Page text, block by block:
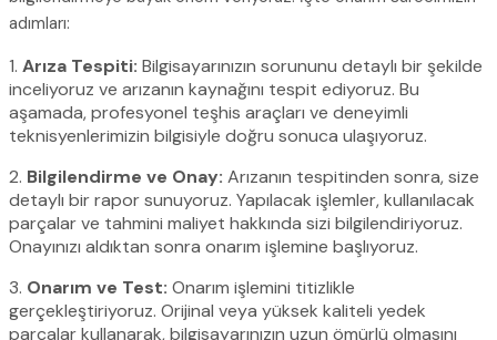
adımları:
1. Arıza Tespiti: Bilgisayarınızın sorununu detaylı bir şekilde
inceliyoruz ve arızanın kaynağını tespit ediyoruz. Bu
aşamada, profesyonel teşhis araçları ve deneyimli
teknisyenlerimizin bilgisiyle doğru sonuca ulaşıyoruz.
2. Bilgilendirme ve Onay: Arızanın tespitinden sonra, size
detaylı bir rapor sunuyoruz. Yapılacak işlemler, kullanılacak
parçalar ve tahmini maliyet hakkında sizi bilgilendiriyoruz.
Onayınızı aldıktan sonra onarım işlemine başlıyoruz.
3. Onarım ve Test: Onarım işlemini titizlikle
gerçekleştiriyoruz. Orijinal veya yüksek kaliteli yedek
parçalar kullanarak, bilgisayarınızın uzun ömürlü olmasını